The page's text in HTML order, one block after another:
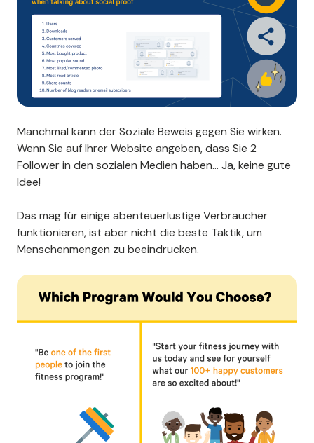
Manchmal kann der Soziale Beweis gegen Sie wirken.
Wenn Sie auf Ihrer Website angeben, dass Sie 2
Follower in den sozialen Medien haben... Ja, keine gute
Idee!
Das mag für einige abenteuerlustige Verbraucher
funktionieren, ist aber nicht die beste Taktik, um
Menschenmengen zu beeindrucken.